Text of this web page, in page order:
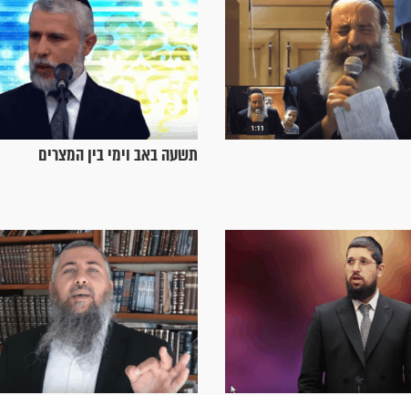
תשעה באב וימי בין המצרים